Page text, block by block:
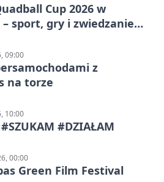
Cup 2026 w
sport, gry i zwiedzanie
09:00
z
na torze
10:00
#DZIAŁAM
00:00
Green Film Festival